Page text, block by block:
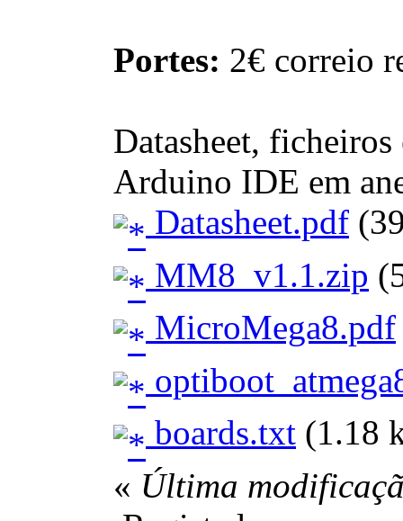
Portes: 2€ correio
Datasheet,
Arduino IDE em
Datasheet.pdf
MM8_v1.1.zip
MicroMega8.pdf
boards.txt (1.18
« Última